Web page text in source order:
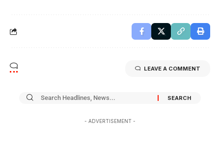
LEAVE A COMMENT
- ADVERTISEMENT -